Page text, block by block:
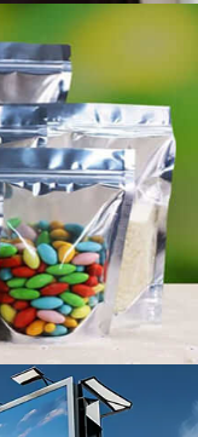
シート
性の優れた組み
て多用途性. 彼ら
して、さまざまな
内と屋外の両方の
します.